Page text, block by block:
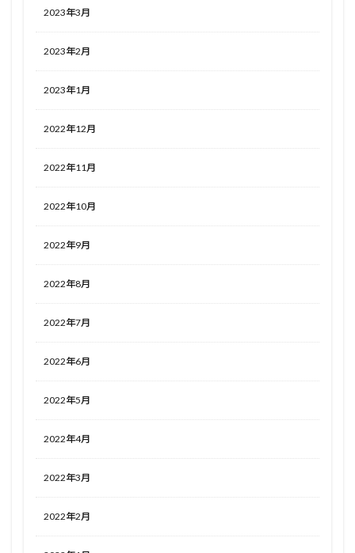
2023年3月
2023年2月
2023年1月
2022年12月
2022年11月
2022年10月
2022年9月
2022年8月
2022年7月
2022年6月
2022年5月
2022年4月
2022年3月
2022年2月